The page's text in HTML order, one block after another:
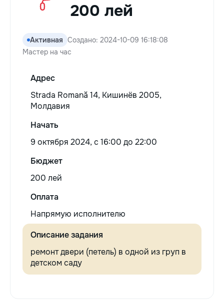
200 лей
Активная Создано: 2024-10-09 16:18:08
Мастер на час
Адрес
Strada Romană 14, Кишинёв 2005,
Молдавия
Начать
9 октября 2024, c 16:00 до 22:00
Бюджет
200 лей
Оплата
Напрямую исполнителю
Описание задания
ремонт двери (петель) в одной из груп в
детском саду